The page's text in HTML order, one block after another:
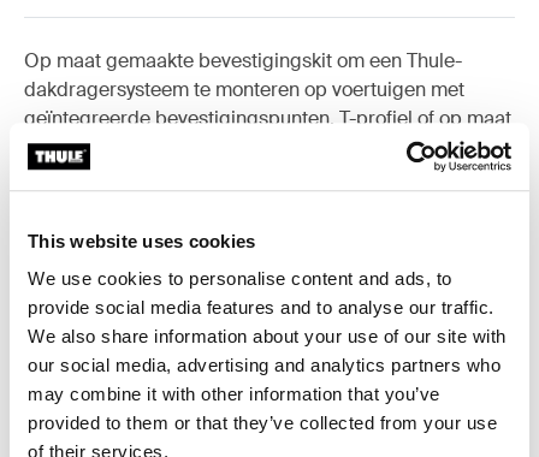
This website uses cookies
We use cookies to personalise content and ads, to
provide social media features and to analyse our traffic.
We also share information about your use of our site with
our social media, advertising and analytics partners who
may combine it with other information that you’ve
provided to them or that they’ve collected from your use
of their services.
Op maat gemaakte bevestigingskit om een Thule-
dakdragersysteem te monteren op voertuigen met
geïntegreerde bevestigingspunten, T-profiel of op maat
geïnstalleerde bevestigingspunten voor een drager.
Toggle features
Alle eigenschappen
Toggle techspec
Technische specificaties
Toggle guides and instructions
Instructies